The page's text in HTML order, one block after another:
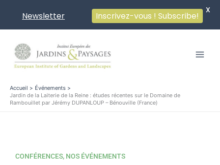
contenu
Accueil
Événements
Jardin de la Laiterie de la Reine : études récentes sur le Domaine de
Rambouillet par Jérémy DUPANLOUP – Bénouville (France)
CONFÉRENCES, NOS ÉVÉNEMENTS
Newsletter Inscrivez-vous ! Subscribe!
X